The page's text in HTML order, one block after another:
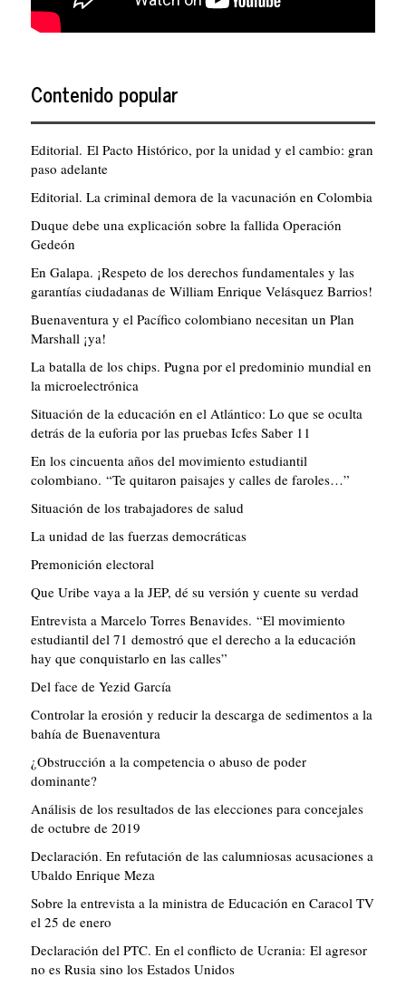
Contenido popular
Editorial. El Pacto Histórico, por la unidad y el cambio: gran
paso adelante
Editorial. La criminal demora de la vacunación en Colombia
Duque debe una explicación sobre la fallida Operación
Gedeón
En Galapa. ¡Respeto de los derechos fundamentales y las
garantías ciudadanas de William Enrique Velásquez Barrios!
Buenaventura y el Pacífico colombiano necesitan un Plan
Marshall ¡ya!
La batalla de los chips. Pugna por el predominio mundial en
la microelectrónica
Situación de la educación en el Atlántico: Lo que se oculta
detrás de la euforia por las pruebas Icfes Saber 11
En los cincuenta años del movimiento estudiantil
colombiano. “Te quitaron paisajes y calles de faroles…”
Situación de los trabajadores de salud
La unidad de las fuerzas democráticas
Premonición electoral
Que Uribe vaya a la JEP, dé su versión y cuente su verdad
Entrevista a Marcelo Torres Benavides. “El movimiento
estudiantil del 71 demostró que el derecho a la educación
hay que conquistarlo en las calles”
Del face de Yezid García
Controlar la erosión y reducir la descarga de sedimentos a la
bahía de Buenaventura
¿Obstrucción a la competencia o abuso de poder
dominante?
Análisis de los resultados de las elecciones para concejales
de octubre de 2019
Declaración. En refutación de las calumniosas acusaciones a
Ubaldo Enrique Meza
Sobre la entrevista a la ministra de Educación en Caracol TV
el 25 de enero
Declaración del PTC. En el conflicto de Ucrania: El agresor
no es Rusia sino los Estados Unidos